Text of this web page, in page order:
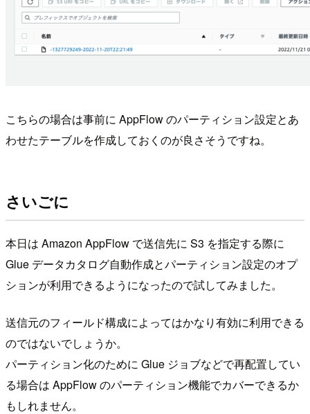
こちらの場合は事前に AppFlow のパーティション設定とあ
わせたテーブルを作成しておくのが良さそうですね。
さいごに
本日は Amazon AppFlow で送信先に S3 を指定する際に
Glue データカタログ自動作成とパーティション設定のオプ
ションが利用できるようになったので試してみました。
送信元のフィールド構成によってはかなり有効に利用できる
のではないでしょうか。
パーティション化のために Glue ジョブなどで再配置してい
る場合は AppFlow のパーティション機能でカバーできるか
もしれません。